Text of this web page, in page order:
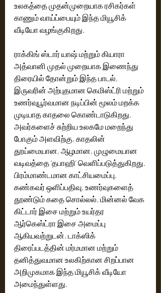
உலகத்தை முதன்முறையாக ரசிகர்கள்
காணும் வாய்ப்பையும் இந்த மியூசிக்
வீடியோ வழங்குகிறது.
ராக்கிங் ஸ்டார் யாஷ் மற்றும் கியாரா
அத்வானி முதல் முறையாக இணைந்து
திரையில் தோன்றும் இந்த பாடல்,
இருவரின் அற்புதமான கெமிஸ்ட்ரி மற்றும்
உணர்வுபூர்வமான நடிப்பின் மூலம் மறக்க
முடியாத காதலை கொண்டாடுகிறது.
அவர்களைச் சுற்றிய உலகமே மறைந்து
போகும் அளவிற்கு, காதலின்
தூய்மையான, ஆழமான, முழுமையான
வடிவத்தை ‘தபாஹி’ வெளிப்படுத்துகிறது.
பிரம்மாண்டமான காட்சியமைப்பு,
கண்கவர் ஒளிப்பதிவு, உணர்வுகளைத்
தூண்டும் கதை சொல்லல், மின்னல் வேக
கிட்டார் இசை மற்றும் உயர்தர
ஆர்கெஸ்ட்ரா இசை அமைப்பு
ஆகியவற்றுடன், டாக்ஸிக்
திரைப்படத்தின் மர்மமான மற்றும்
தனித்துவமான உலகிற்கான சிறப்பான
அறிமுகமாக இந்த மியூசிக் வீடியோ
அமைந்துள்ளது.